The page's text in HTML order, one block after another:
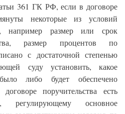
361 ГК РФ, если в договоре
некоторые из условий
например размер или срок
размер процентов по
с достаточной степенью
суду установить, какое
либо будет обеспечено
поручительства есть
основное